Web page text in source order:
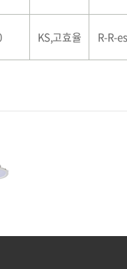
KS,고효율 R-R-